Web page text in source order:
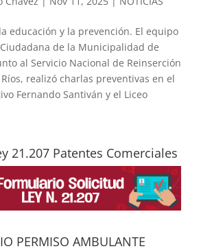
educación y la prevención. El equipo
de la Municipalidad de
al Servicio Nacional de Reinserción
Ríos, realizó charlas preventivas en el
Fernando Santiván y el Liceo
21.207 Patentes Comerciales
PERMISO AMBULANTE